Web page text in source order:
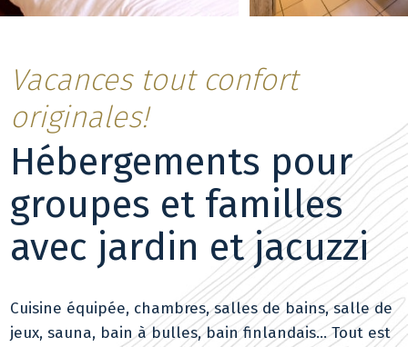
Vacances tout confort
originales!
Hébergements pour
groupes et familles
avec jardin et jacuzzi
Cuisine équipée, chambres, salles de bains, salle de
jeux, sauna, bain à bulles, bain finlandais... Tout est